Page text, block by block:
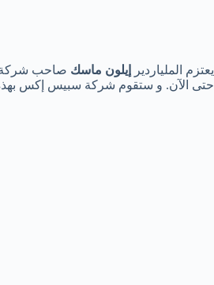
يعتزم الملياردير إيلون ماسك صاحب شركة
حتى الآن. و ستقوم شركة سبيس إكس بهذه